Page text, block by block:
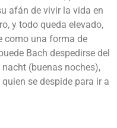
afán de vivir la vida en
y todo queda elevado,
como una forma de
Bach despedirse del
(buenas noches),
se despide para ir a